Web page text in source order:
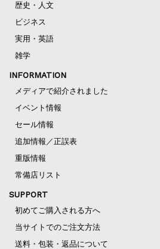
歴史・人文
ビジネス
実用・英語
雑学
INFORMATION
メディアで紹介されました
イベント情報
セール情報
追加情報／正誤表
重版情報
常備店リスト
SUPPORT
初めてご購入される方へ
当サイトでのご注文方法
送料・包装・返品について